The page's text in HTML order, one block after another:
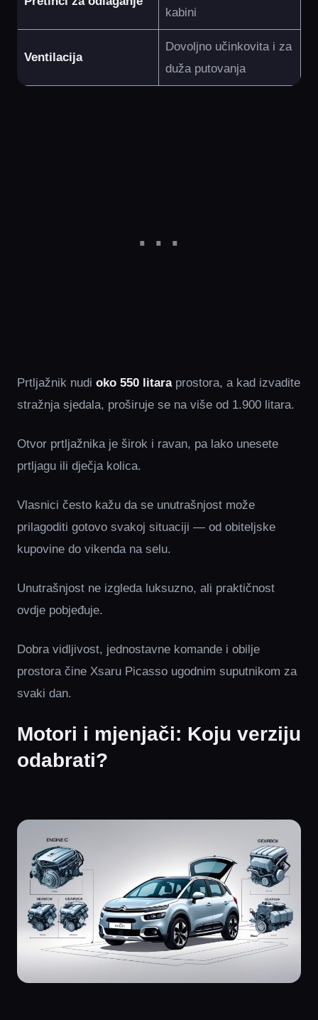
kabini
Ventilacija
Dovoljno učinkovita i za
duža putovanja
Prtljažnik nudi oko 550 litaraprostora, a kad izvadite
stražnja sjedala, proširuje se na više od 1.900 litara.
Otvor prtljažnika je širok i ravan, pa lako unesete
prtljagu ili dječja kolica.
Vlasnici često kažu da se unutrašnjost može
prilagoditi gotovo svakoj situaciji — od obiteljske
kupovine do vikenda na selu.
Unutrašnjost ne izgleda luksuzno, ali praktičnost
ovdje pobjeđuje.
Dobra vidljivost, jednostavne komande i obilje
prostora čine Xsaru Picasso ugodnim suputnikom za
svaki dan.
Motori i mjenjači: Koju verziju
odabrati?